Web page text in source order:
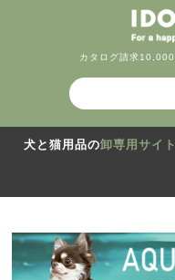
カタログ請求10,000
犬と猫用品の卸専用サイト